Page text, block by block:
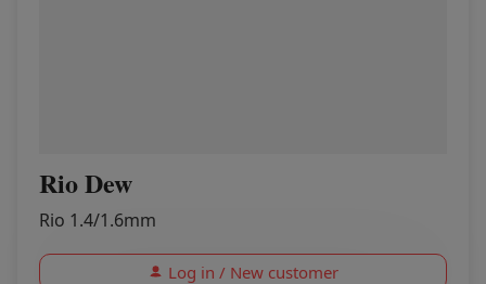
Rio Dew
Rio 1.4/1.6mm
Log in / New customer